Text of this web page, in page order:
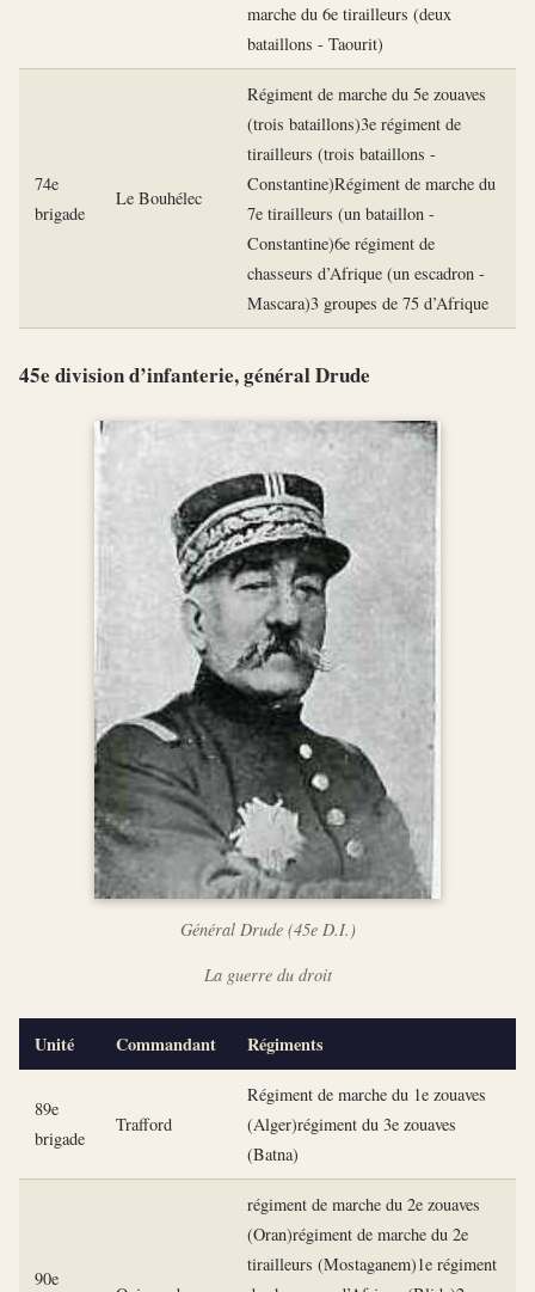
marche du 6e tirailleurs (deux
bataillons - Taourit)
74e
brigade
Le Bouhélec
Régiment de marche du 5e zouaves
(trois bataillons)3e régiment de
tirailleurs (trois bataillons -
Constantine)Régiment de marche du
7e tirailleurs (un bataillon -
Constantine)6e régiment de
chasseurs d’Afrique (un escadron -
Mascara)3 groupes de 75 d’Afrique
45e division d’infanterie, général Drude
Général Drude (45e D.I.)
La guerre du droit
Unité Commandant Régiments
89e
brigade
Trafford
Régiment de marche du 1e zouaves
(Alger)régiment du 3e zouaves
(Batna)
90e
régiment de marche du 2e zouaves
(Oran)régiment de marche du 2e
tirailleurs (Mostaganem)1e régiment